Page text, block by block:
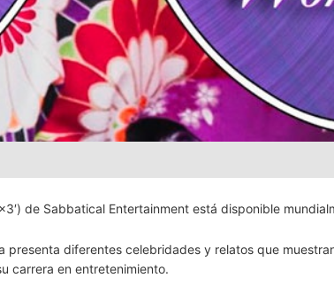
de Sabbatical Entertainment está disponible
presenta diferentes celebridades y relatos que
carrera en entretenimiento.